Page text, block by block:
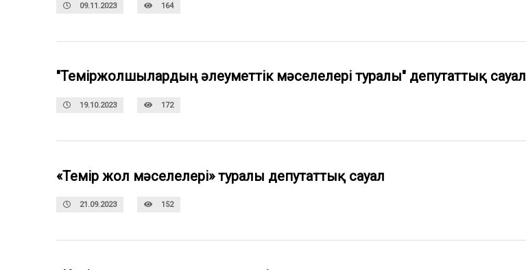
09.11.2023 164
"Теміржолшылардың әлеуметтік мәселелері туралы" депутаттық сауал
19.10.2023 172
«Темір жол мәселелері» туралы депутаттық сауал
21.09.2023 152